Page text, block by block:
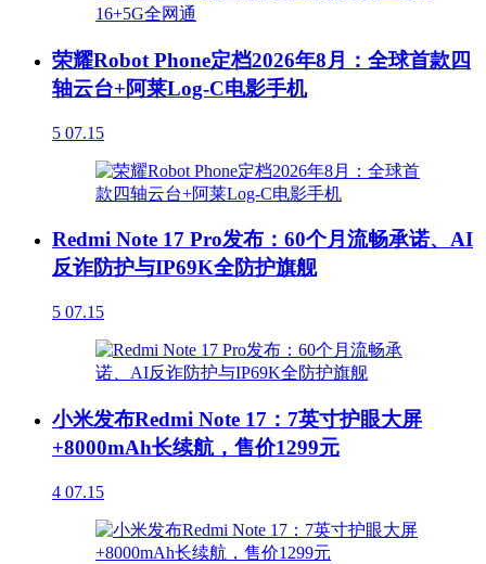
荣耀Robot Phone定档2026年8月：全球首款四
轴云台+阿莱Log-C电影手机
5 07.15
Redmi Note 17 Pro发布：60个月流畅承诺、AI
反诈防护与IP69K全防护旗舰
5 07.15
小米发布Redmi Note 17：7英寸护眼大屏
+8000mAh长续航，售价1299元
4 07.15